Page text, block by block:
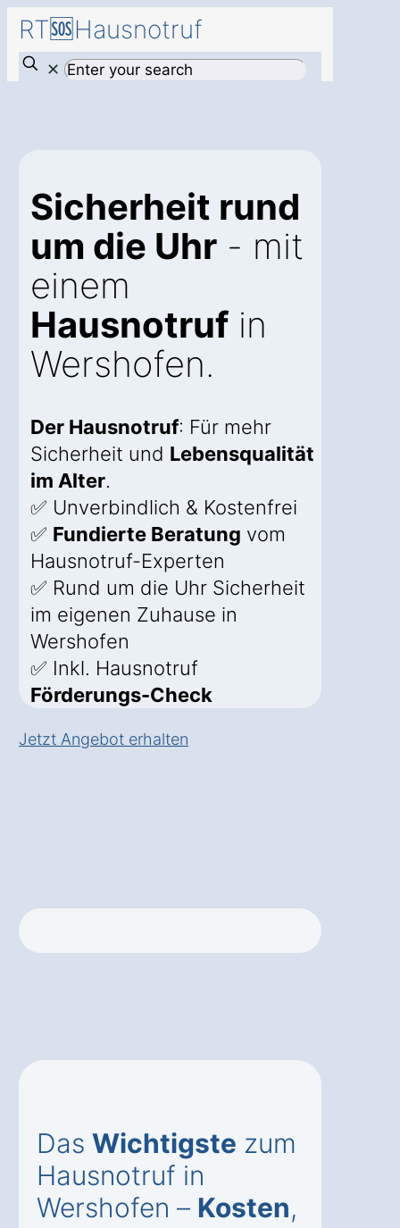
RT🆘Hausnotruf
✕
Sicherheit rund
um die Uhr - mit
einem
Hausnotruf in
Wershofen.
Der Hausnotruf: Für mehr
Sicherheit und Lebensqualität
im Alter.
✅ Unverbindlich & Kostenfrei
✅ Fundierte Beratung vom
Hausnotruf-Experten
✅ Rund um die Uhr Sicherheit
im eigenen Zuhause in
Wershofen
✅ Inkl. Hausnotruf
Förderungs-Check
Jetzt Angebot erhalten
Das Wichtigste zum
Hausnotruf in
Wershofen – Kosten,